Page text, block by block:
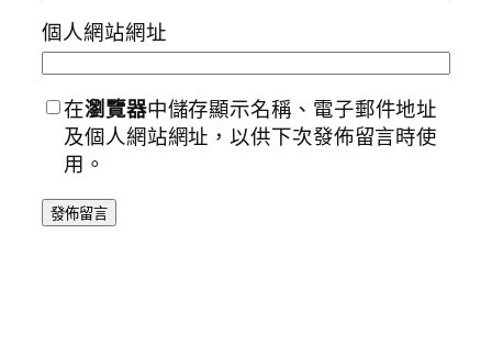
個人網站網址
在瀏覽器中儲存顯示名稱、電子郵件地址
及個人網站網址，以供下次發佈留言時使
用。